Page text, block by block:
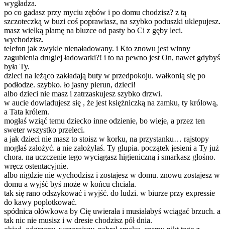
wygładza.
po co gadasz przy myciu zębów i po domu chodzisz? z tą
szczoteczką w buzi coś poprawiasz, na szybko poduszki uklepujesz.
masz wielką plamę na bluzce od pasty bo Ci z gęby leci.
wychodzisz.
telefon jak zwykle nienaładowany. i Kto znowu jest winny
zagubienia drugiej ładowarki?! i to na pewno jest On, nawet gdybyś
była Ty.
dzieci na leżąco zakładają buty w przedpokoju. wałkonią się po
podłodze. szybko. ło jasny pierun, dzieci!
albo dzieci nie masz i zatrzaskujesz szybko drzwi.
w aucie dowiadujesz się , że jest księżniczką na zamku, ty królową,
a Tata królem.
mogłaś wziąć temu dziecko inne odzienie, bo wieje, a przez ten
sweter wszystko przeleci.
a jak dzieci nie masz to stoisz w korku, na przystanku… rajstopy
mogłaś założyć. a nie założyłaś. Ty głupia. początek jesieni a Ty już
chora. na uczczenie tego wyciągasz higieniczną i smarkasz głośno.
wręcz ostentacyjnie.
albo nigdzie nie wychodzisz i zostajesz w domu. znowu zostajesz w
domu a wyjść byś może w końcu chciała.
tak się rano odszykować i wyjść. do ludzi. w biurze przy expressie
do kawy poplotkować.
spódnica ołówkowa by Cię uwierała i musiałabyś wciągać brzuch. a
tak nic nie musisz i w dresie chodzisz pół dnia.